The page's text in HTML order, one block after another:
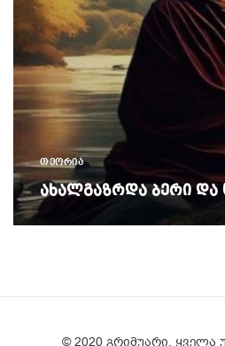
ᲗᲔᲝᲠᲘᲐ
ᲐᲮᲐᲚᲒᲐᲖᲠᲓᲐ ᲑᲔᲠᲘ ᲓᲐ
© 2020 გრიმუარი.